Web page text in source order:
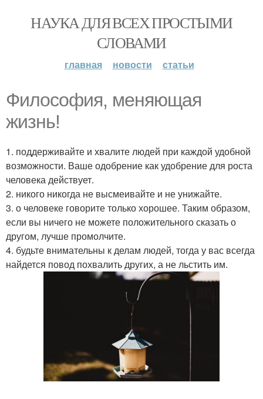
НАУКА ДЛЯ ВСЕХ ПРОСТЫМИ
СЛОВАМИ
главная новости статьи
Философия, меняющая
жизнь!
1. поддерживайте и хвалите людей при каждой удобной
возможности. Ваше одобрение как удобрение для роста
человека действует.
2. никого никогда не высмеивайте и не унижайте.
3. о человеке говорите только хорошее. Таким образом,
если вы ничего не можете положительного сказать о
другом, лучше промолчите.
4. будьте внимательны к делам людей, тогда у вас всегда
найдется повод похвалить других, а не льстить им.